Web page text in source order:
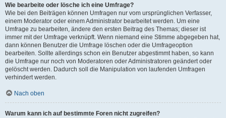
Wie bearbeite oder lösche ich eine Umfrage?
Wie bei den Beiträgen können Umfragen nur vom ursprünglichen Verfasser,
einem Moderator oder einem Administrator bearbeitet werden. Um eine
Umfrage zu bearbeiten, ändere den ersten Beitrag des Themas; dieser ist
immer mit der Umfrage verknüpft. Wenn niemand eine Stimme abgegeben hat,
dann können Benutzer die Umfrage löschen oder die Umfrageoption
bearbeiten. Sollte allerdings schon ein Benutzer abgestimmt haben, so kann
die Umfrage nur noch von Moderatoren oder Administratoren geändert oder
gelöscht werden. Dadurch soll die Manipulation von laufenden Umfragen
verhindert werden.
Nach oben
Warum kann ich auf bestimmte Foren nicht zugreifen?